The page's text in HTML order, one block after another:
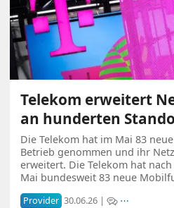
Telekom erweitert
an hunderten
Die Telekom hat im Mai 83
Betrieb genommen und ihr
erweitert. Die Telekom hat
Mai bundesweit 83 neue
Provider 30.06.26 | ⋯